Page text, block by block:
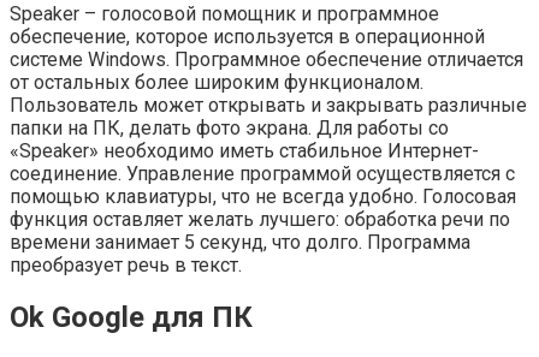
Speaker – голосовой помощник и программное
обеспечение, которое используется в операционной
системе Windows. Программное обеспечение отличается
от остальных более широким функционалом.
Пользователь может открывать и закрывать различные
папки на ПК, делать фото экрана. Для работы со
«Speaker» необходимо иметь стабильное Интернет-
соединение. Управление программой осуществляется с
помощью клавиатуры, что не всегда удобно. Голосовая
функция оставляет желать лучшего: обработка речи по
времени занимает 5 секунд, что долго. Программа
преобразует речь в текст.
Ok Google для ПК